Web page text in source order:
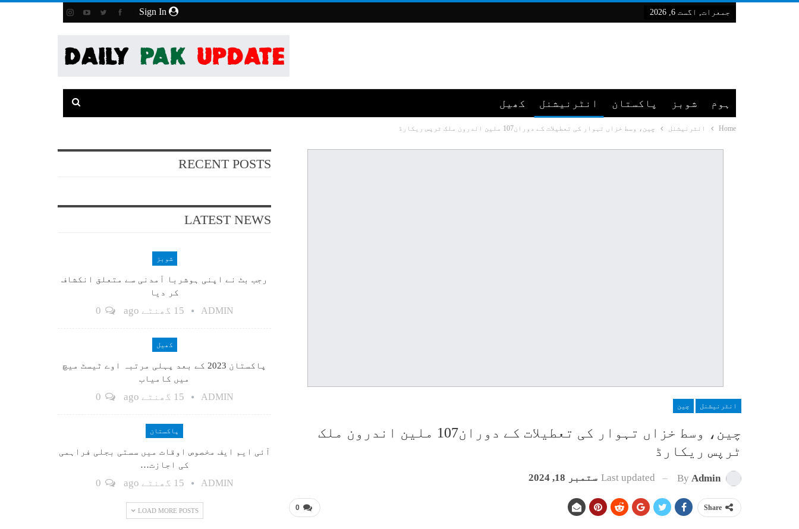
جمعرات, اگست 6, 2026
ہوم شوبز پاکستان انٹرنیشنل کھیل
Home انٹرنیشنل چین، وسط خزاں تہوار کی تعطیلات کے دوران107 ملین اندرون ملک ٹرپس ریکارڈ
انٹرنیشنل چین
چین، وسط خزاں تہوار کی تعطیلات کے دوران107 ملین اندرون ملک
ٹرپس ریکارڈ
By Admin
Last updated ستمبر 18, 2024
0 Share
RECENT POSTS
LATEST NEWS
شوبز
رجب بٹ نے اپنی ہوشربا آمدنی سے متعلق انکشاف
کر دیا
ADMIN 15 گھنٹے ago
کھیل
پاکستان 2023 کے بعد پہلی مرتبہ اوے ٹیسٹ میچ
میں کامیاب
ADMIN 15 گھنٹے ago
پاکستان
آئی ایم ایف مخصوص اوقات میں سستی بجلی فراہمی
کی اجازت…
ADMIN 15 گھنٹے ago
LOAD MORE POSTS